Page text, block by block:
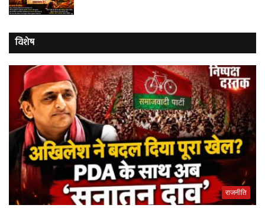
विशेष
राजनीति